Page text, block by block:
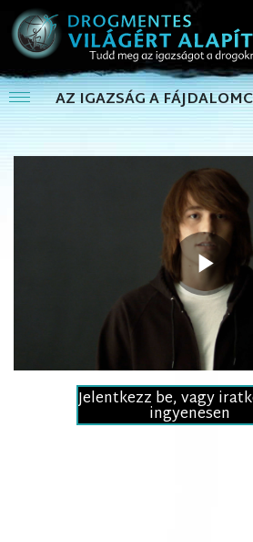
AZ IGAZSÁG A
Jelentkezz be, vagy
ingyenesen